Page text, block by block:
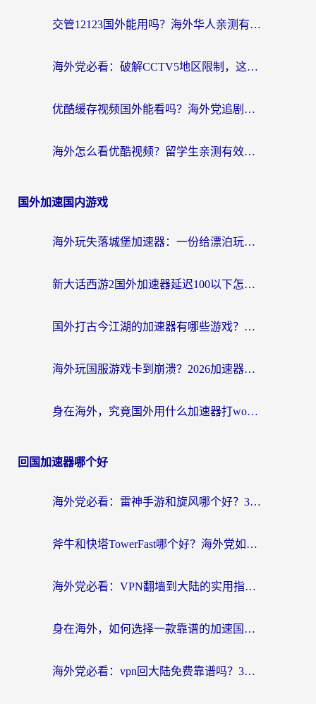
交管12123国外能用吗？海外华人亲测有效的回国加速器选择指南
海外党必看：破解CCTV5地区限制，这样看欧洲杯奥运直播才够爽！
优酷缓存视频国外能看吗？海外党追剧看片的终极解决方案来了
海外怎么看优酷视频？留学生亲测有效的回国加速器选择指南
国外加速国内游戏
海外玩失落城堡加速器：一份给漂泊玩家的网络自救指南
新大话西游2国外加速器延迟100以下怎么办？海外党实测有效的低延迟指南
国外打古今江湖的加速器有哪些游戏？一个海外玩家的终极选择指南
海外玩国服游戏卡到崩溃？2026加速器免费推荐+实用指南（亲测有效）
身在海外，究竟国外用什么加速器打wow好？
回国加速器哪个好
海外党必看：雷神手游和旋风哪个好？3分钟选对回国加速器，无缝刷国内剧玩游戏
斧牛和快塔TowerFast哪个好？海外党如何选对回国加速器
海外党必看：VPN翻墙到大陆的实用指南——从看CCTV5到选加速器，一篇全搞定
身在海外，如何选择一款靠谱的加速国内网络的加速器？
海外党必看：vpn回大陆免费靠谱吗？3步选对加速器实现无缝刷国内资源